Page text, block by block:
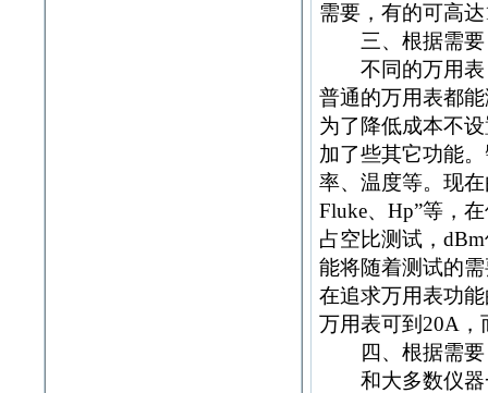
需要，有的可高
三、根据需要
不同的万用表
普通的万用表都
为了降低成本不
加了些其它功能
率、温度等。现
Fluke、Hp”等，
占空比测试，
能将随着测试的
在追求万用表功
万用表可到20A，
四、根据需要
和大多数仪器